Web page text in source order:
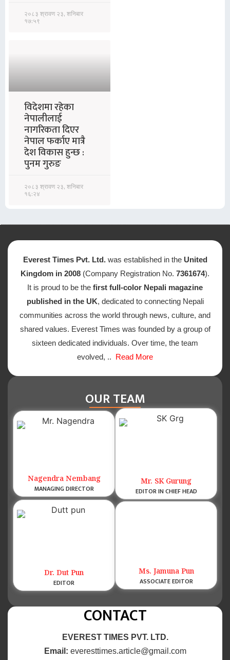
२०८३ श्रावण २३, शनिबार
१७:५९
विदेशमा रहेका
नेपालीलाई
नागरिकता दिएर
नेपाल फर्काए मात्रै
देश विकास हुन्छ :
पुनम गुरुङ
२०८३ श्रावण २३, शनिबार
१६:२४
Everest Times Pvt. Ltd. was established in the United
Kingdom in 2008 (Company Registration No. 7361674).
It is proud to be the first full-color Nepali magazine
published in the UK, dedicated to connecting Nepali
communities across the world through news, culture, and
shared values. Everest Times was founded by a group of
sixteen dedicated individuals. Over time, the team
evolved, .. Read More
OUR TEAM
Nagendra Nembang
MANAGING DIRECTOR
Mr. SK Gurung
EDITOR IN CHIEF HEAD
Dr. Dut Pun
EDITOR
Ms. Jamuna Pun
ASSOCIATE EDITOR
CONTACT
EVEREST TIMES PVT. LTD.
Email: everesttimes.article@gmail.com